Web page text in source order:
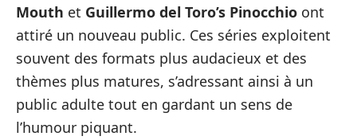
Mouth et Guillermo del Toro’s Pinocchio ont
attiré un nouveau public. Ces séries exploitent
souvent des formats plus audacieux et des
thèmes plus matures, s’adressant ainsi à un
public adulte tout en gardant un sens de
l’humour piquant.